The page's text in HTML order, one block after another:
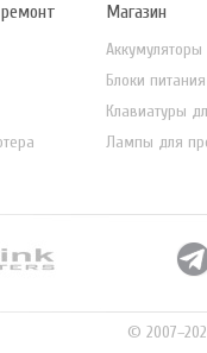
Магазин
Блоки
Клавиатуры
Лампы для
©